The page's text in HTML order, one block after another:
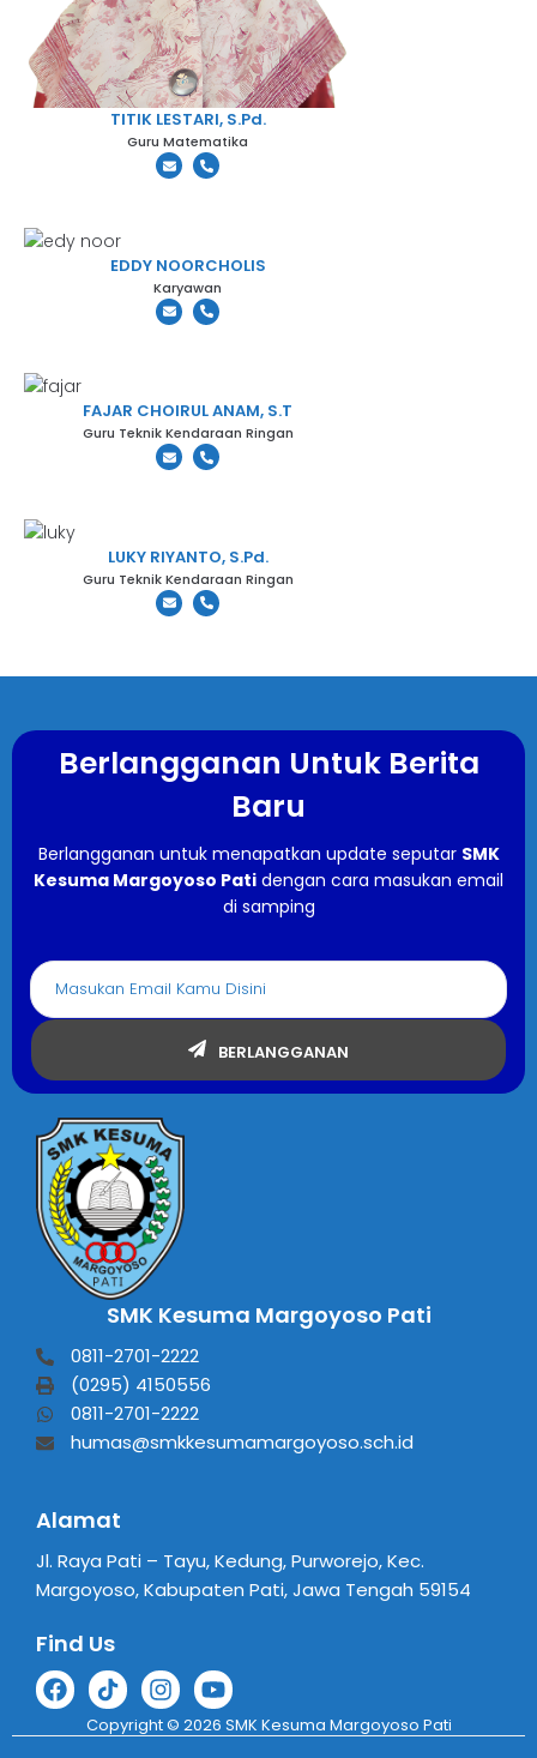
TITIK LESTARI, S.Pd.
Guru Matematika
EDDY NOORCHOLIS
Karyawan
FAJAR CHOIRUL ANAM, S.T
Guru Teknik Kendaraan Ringan
LUKY RIYANTO, S.Pd.
Guru Teknik Kendaraan Ringan
Berlangganan Untuk Berita
Baru
Berlangganan untuk menapatkan update seputar SMK
Kesuma Margoyoso Pati dengan cara masukan email
di samping
BERLANGGANAN
SMK Kesuma Margoyoso Pati
0811-2701-2222
(0295) 4150556
0811-2701-2222
humas@smkkesumamargoyoso.sch.id
Alamat
Jl. Raya Pati – Tayu, Kedung, Purworejo, Kec.
Margoyoso, Kabupaten Pati, Jawa Tengah 59154
Find Us
Copyright © 2026 SMK Kesuma Margoyoso Pati